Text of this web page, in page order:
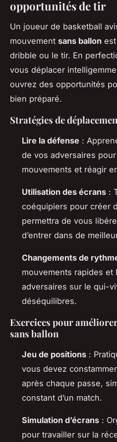
opportunités de tir
Un joueur de basketball
mouvement sans ballon
dribble ou le tir. En
vous déplacer
ouvrez des opportunités
bien préparé.
Stratégies de
Lire la défense :
de vos adversaires
mouvements et réagir
Utilisation des écrans :
coéquipiers pour créer
permettra de vous
d’entrer dans de
Changements de
mouvements rapides
adversaires sur le qui-
déséquilibres.
Exercices pour
sans ballon
Jeu de positions :
vous devez
après chaque passe,
constant d’un match.
Simulation d’écrans :
pour travailler sur la